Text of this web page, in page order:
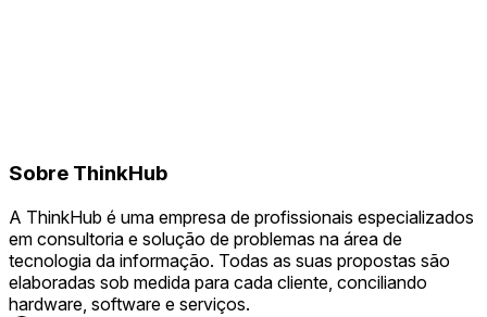
Sobre ThinkHub
A ThinkHub é uma empresa de profissionais especializados
em consultoria e solução de problemas na área de
tecnologia da informação. Todas as suas propostas são
elaboradas sob medida para cada cliente, conciliando
hardware, software e serviços.